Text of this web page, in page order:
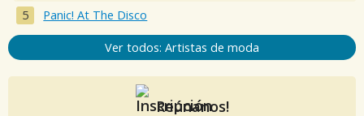
Panic! At The Disco
Ver todos: Artistas de moda
Reúnanos!